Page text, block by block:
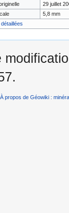
29 juillet
5,8 mm
À propos de Géowiki :